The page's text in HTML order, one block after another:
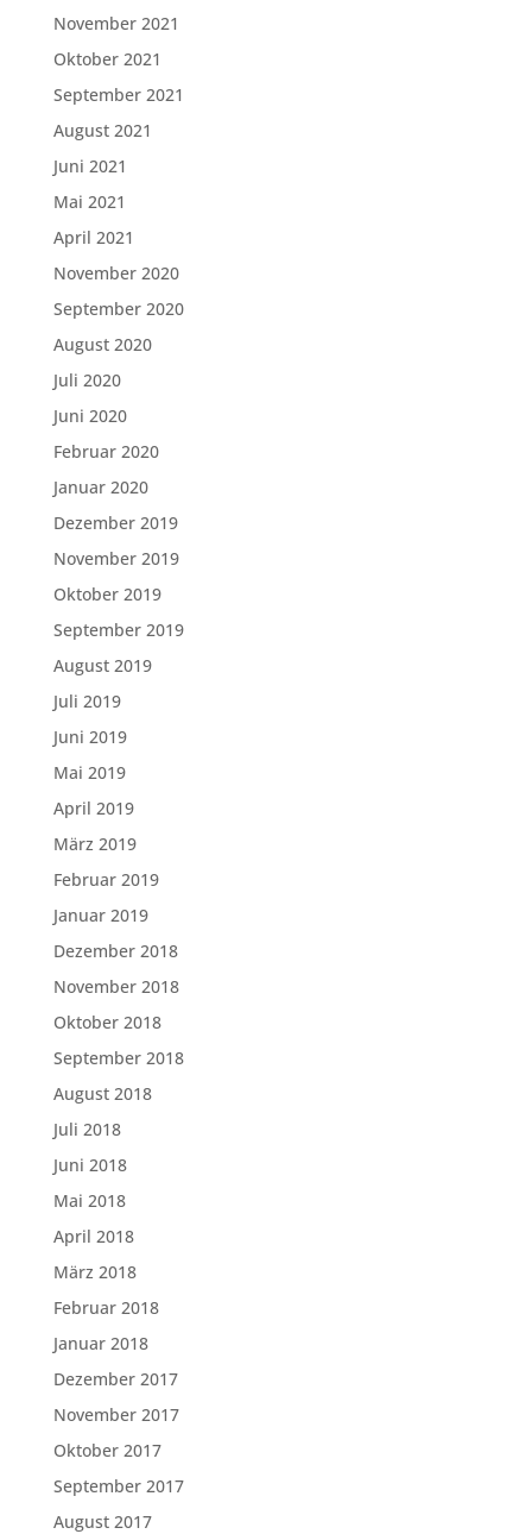
November 2021
Oktober 2021
September 2021
August 2021
Juni 2021
Mai 2021
April 2021
November 2020
September 2020
August 2020
Juli 2020
Juni 2020
Februar 2020
Januar 2020
Dezember 2019
November 2019
Oktober 2019
September 2019
August 2019
Juli 2019
Juni 2019
Mai 2019
April 2019
März 2019
Februar 2019
Januar 2019
Dezember 2018
November 2018
Oktober 2018
September 2018
August 2018
Juli 2018
Juni 2018
Mai 2018
April 2018
März 2018
Februar 2018
Januar 2018
Dezember 2017
November 2017
Oktober 2017
September 2017
August 2017